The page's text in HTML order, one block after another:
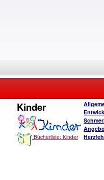
Kinder
Bücherliste: Kinder